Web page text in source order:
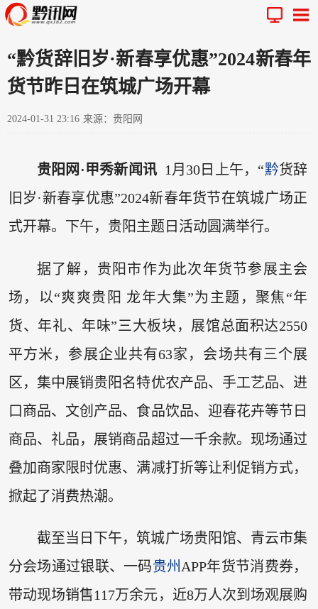
“黔货辞旧岁·新春享优惠”2024新春年
货节昨日在筑城广场开幕
2024-01-31 23:16 来源：贵阳网
贵阳网·甲秀新闻讯1月30日上午，“黔货辞
旧岁·新春享优惠”2024新春年货节在筑城广场正
式开幕。下午，贵阳主题日活动圆满举行。
据了解，贵阳市作为此次年货节参展主会
场，以“爽爽贵阳 龙年大集”为主题，聚焦“年
货、年礼、年味”三大板块，展馆总面积达2550
平方米，参展企业共有63家，会场共有三个展
区，集中展销贵阳名特优农产品、手工艺品、进
口商品、文创产品、食品饮品、迎春花卉等节日
商品、礼品，展销商品超过一千余款。现场通过
叠加商家限时优惠、满减打折等让利促销方式，
掀起了消费热潮。
截至当日下午，筑城广场贵阳馆、青云市集
分会场通过银联、一码贵州APP年货节消费券，
带动现场销售117万余元，近8万人次到场观展购